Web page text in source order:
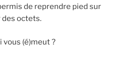
de reprendre pied sur
des octets.
vous (é)meut ?